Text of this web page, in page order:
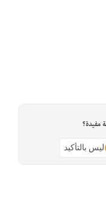
مفيدة؟
ليس بالتأكيد